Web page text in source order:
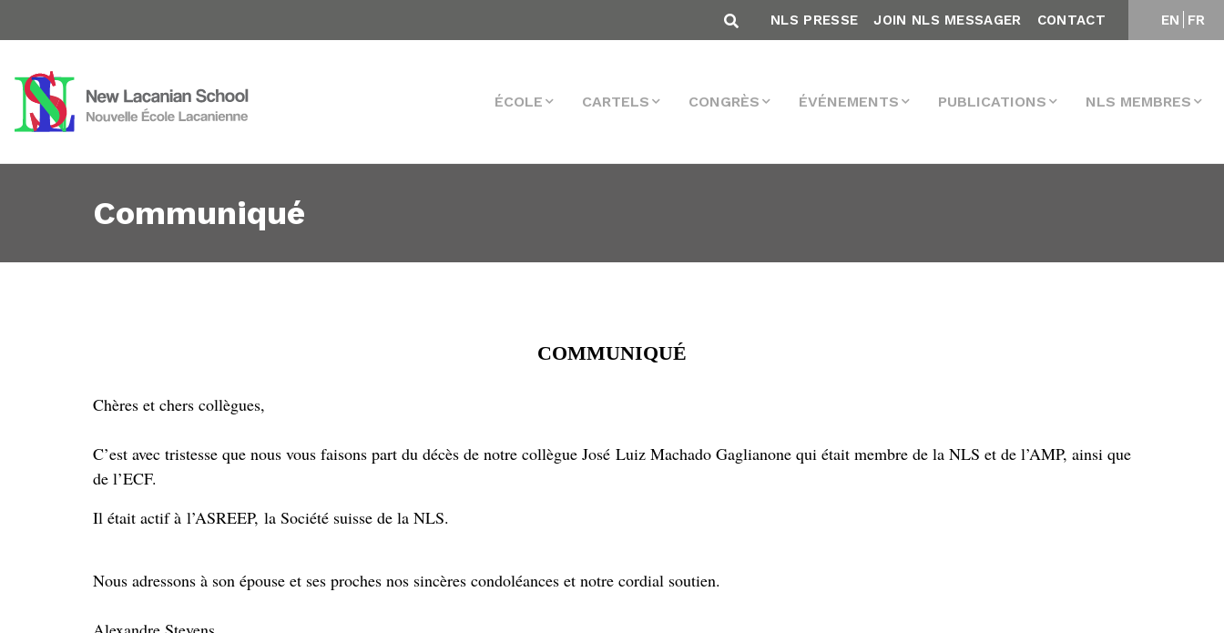
EN FR
NLS PRESSE JOIN NLS MESSAGER CONTACT
ÉCOLE CARTELS CONGRÈS ÉVÉNEMENTS PUBLICATIONS NLS MEMBRES
Communiqué
COMMUNIQUÉ
Chères et chers collègues,
C’est avec tristesse que nous vous faisons part du décès de notre collègue José Luiz Machado Gaglianone qui était membre de la NLS et de l’AMP, ainsi que
de l’ECF.
Il était actif à l’ASREEP, la Société suisse de la NLS.
Nous adressons à son épouse et ses proches nos sincères condoléances et notre cordial soutien.